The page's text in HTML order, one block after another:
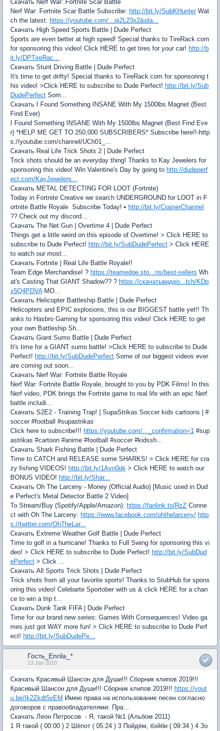
Скачать Nerf War: Fortnite Scar Battle
Nerf War: Fortnite Scar Battle Subscribe: http://bit.ly/SubKHunterWat
ch the latest: https://youtube.com/...qi2L23x2&pla...
Скачать High Speed Sports Battle | Dude Perfect
Sports are even better at high speed! Special thanks to TireRack.com
for sponsoring this video! Click HERE to get tires for your car! http://b
it.ly/DPTireRac...
Скачать Stunt Driving Battle | Dude Perfect
It's time to get drifty! Special thanks to TireRack.com for sponsoring t
his video! >Click HERE to subscribe to Dude Perfect! http://bit.ly/Sub
DudePerfect Som...
Скачать I Found Something INSANE With My 1500lbs Magnet (Best
Find Ever)
I Found Something INSANE With My 1500lbs Magnet (Best Find Eve
r) *HELP ME GET TO 250,000 SUBSCRIBERS* Subscribe here!!-http
s://youtube.com/channel/UCh01_...
Скачать Real Life Trick Shots 2 | Dude Perfect
Trick shots should be an everyday thing! Thanks to Kay Jewelers for
sponsoring this video! Win Valentine's Day by going to http://dudeperf
ect.com/KayJewelers...
Скачать METAL DETECTING FOR LOOT (Fortnite)
Today in Fortnite Creative we search UNDERGROUND for LOOT in F
ortnite Battle Royale Subscribe Today! • http://bit.ly/CrainerChannel
?? Check out my discord...
Скачать The Net Gun | Overtime 4 | Dude Perfect
Things get a little weird on this episode of Overtime! > Click HERE to
subscribe to Dude Perfect! http://bit.ly/SubDudePerfect > Click HERE
to watch our most...
Скачать Fortnite | Real Life Battle Royale!!
Team Edge Merchandise! ? https://teamedge.sto...ns/best-sellers Wh
at's Casting That GIANT Shadow?? ? https://скачатьвидео...tch/KDp
x5Q4PDVAMO...
Скачать Helicopter Battleship Battle | Dude Perfect
Helicopters and EPIC explosions, this is our BIGGEST battle yet!! Th
anks to Hasbro Gaming for sponsoring this video! Click HERE to get
your own Battleship Sh...
Скачать Giant Sumo Battle | Dude Perfect
It's time for a GIANT sumo battle! >Click HERE to subscribe to Dude
Perfect! http://bit.ly/SubDudePerfect Some of our biggest videos ever
are coming out soon...
Скачать Nerf War: Fortnite Battle Royale
Nerf War: Fortnite Battle Royale, brought to you by PDK Films! In this
Nerf video, PDK brings the Fortnite game to real life with an epic Nerf
battle includi...
Скачать S2E2 - Training Trap! | SupaStrikas Soccer kids cartoons | #
soccer #football #supastrikas
Click here to subscribe!!! https://youtube.com/..._confirmation=1 #sup
astrikas #cartoon #anime #football #soccer #kidssh...
Скачать Shark Fishing Battle | Dude Perfect
Time to CATCH and RELEASE some SHARKS! > Click HERE for cra
zy fishing VIDEOS! http://bit.ly/1Avn0qk > Click HERE to watch our
BONUS VIDEO! http://bit.ly/Shar...
Скачать Oh The Larceny - Money (Official Audio) [Music used in Dud
e Perfect's Metal Detector Battle 2 Video]
To Stream/Buy (Spotify/Apple/Amazon): https://fanlink.to/RzZ Conne
ct with Oh The Larceny: https://www.facebook.com/ohthelarceny/ http
s://twitter.com/OhTheLar...
Скачать Extreme Weather Golf Battle | Dude Perfect
Time to golf in a hurricane! Thanks to Full Swing for sponsoring this vi
deo! > Click HERE to subscribe to Dude Perfect! http://bit.ly/SubDud
ePerfect > Click ...
Скачать All Sports Trick Shots | Dude Perfect
Trick shots from all your favorite sports! Thanks to StubHub for spons
oring this video! Celebarte Sportober with us & click HERE for a chan
ce to win a trip t...
Скачать Dunk Tank FIFA | Dude Perfect
Time for our brand new series: Games With Consequences! Video ga
mes just got WAY more fun! > Click HERE to subscribe to Dude Perf
ect! http://bit.ly/SubDudePe...
Гость_Enrila_*
13 Jan 2020
Скачать Красивый Шансон для Души!!! Сборник клипов 2019!!!
Красивый Шансон для Души!!! Сборник клипов 2019!!! https://yout
u.be/Ik2Zkdt5vEM Имею права на использование песен согласно
договоров с правообладателями: Пра...
Скачать Леон Петросов - Я, такой №1 (Альбом 2011)
1 Я такой ( 00:00 ) 2 Шёпот ( 05:24 ) 3 Пойдём, бэйби ( 09:34 ) 4 Зо